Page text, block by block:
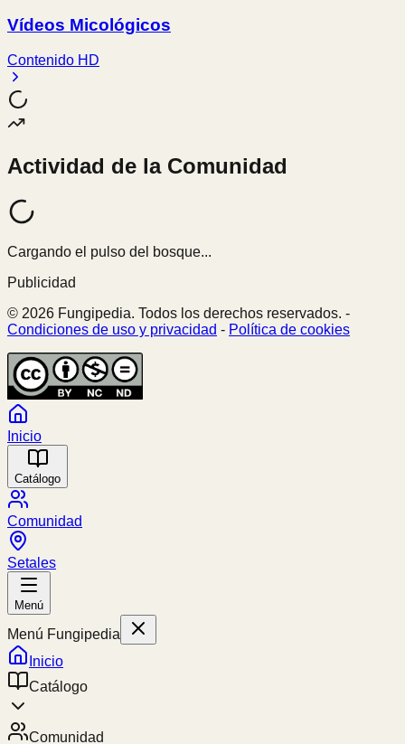
Vídeos Micológicos
Contenido HD
Actividad de la Comunidad
Cargando el pulso del bosque...
Publicidad
© 2026 Fungipedia. Todos los derechos reservados. -
Condiciones de uso y privacidad - Política de cookies
Inicio
Catálogo
Comunidad
Setales
Menú
Menú Fungipedia
Inicio
Catálogo
Comunidad